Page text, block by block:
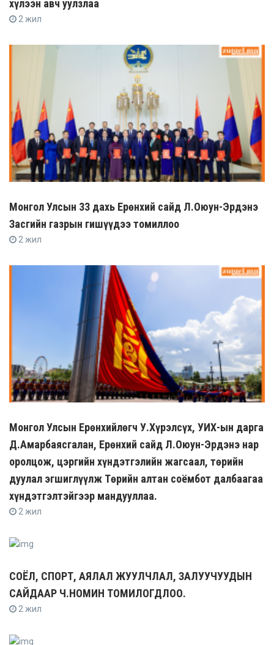
хүлээн авч уулзлаа
2 жил
Монгол Улсын 33 дахь Ерөнхий сайд Л.Оюун-Эрдэнэ
Засгийн газрын гишүүдээ томиллоо
2 жил
Монгол Улсын Ерөнхийлөгч У.Хүрэлсүх, УИХ-ын дарга
Д.Амарбаясгалан, Ерөнхий сайд Л.Оюун-Эрдэнэ нар
оролцож, цэргийн хүндэтгэлийн жагсаал, төрийн
дуулал эгшиглүүлж Төрийн алтан соёмбот далбаагаа
хүндэтгэлтэйгээр мандууллаа.
2 жил
СОЁЛ, СПОРТ, АЯЛАЛ ЖУУЛЧЛАЛ, ЗАЛУУЧУУДЫН
САЙДААР Ч.НОМИН ТОМИЛОГДЛОО.
2 жил